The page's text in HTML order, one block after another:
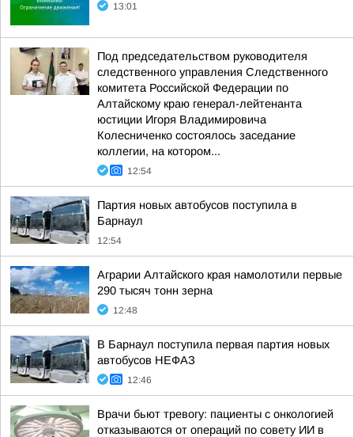
13:01
Под председательством руководителя
следственного управления Следственного
комитета Российской Федерации по
Алтайскому краю генерал-лейтенанта
юстиции Игоря Владимировича
Колесниченко состоялось заседание
коллегии, на котором...
12:54
Партия новых автобусов поступила в
Барнаул
12:54
Аграрии Алтайского края намолотили первые
290 тысяч тонн зерна
12:48
В Барнаул поступила первая партия новых
автобусов НЕФАЗ
12:46
Врачи бьют тревогу: пациенты с онкологией
отказываются от операций по совету ИИ в